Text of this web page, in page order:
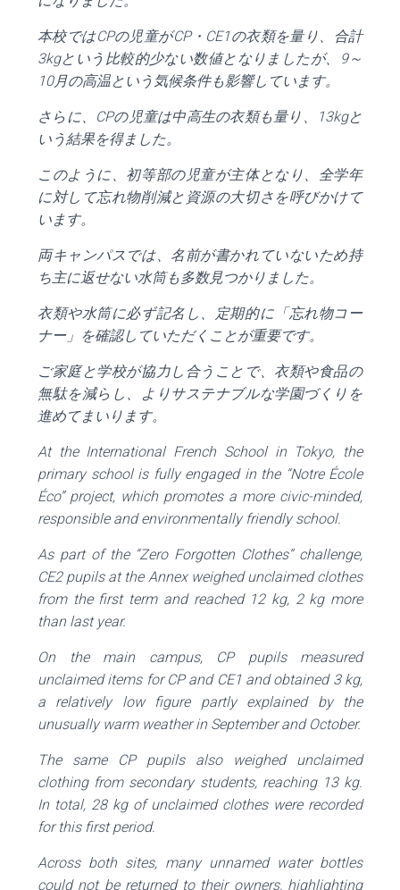
本校ではCPの児童がCP・ CE1の衣類を量り、合計
3kgという比較的少ない数値となりましたが、 9～
10月の高温という気候条件も影響しています。
さらに、 CPの児童は中高生の衣類も量り、 13kgと
いう結果を得ました。
このように、初等部の児童が主体となり、全学年
に対して忘れ物削減と資源の大切さを呼びかけて
います。
両キャンパスでは、名前が書かれていないため持
ち主に返せない水筒も多数見つかりました。
衣類や水筒に必ず記名し、定期的に「忘れ物コー
ナー」を確認していただくことが重要です。
ご家庭と学校が協力し合うことで、衣類や食品の
無駄を減らし、よりサステナブルな学園づくりを
進めてまいります。
At the International French School in Tokyo, the
primary school is fully engaged in the “Notre École
Éco” project, which promotes a more civic-minded,
responsible and environmentally friendly school.
As part of the “Zero Forgotten Clothes” challenge,
CE2 pupils at the Annex weighed unclaimed clothes
from the first term and reached 12 kg, 2 kg more
than last year.
On the main campus, CP pupils measured
unclaimed items for CP and CE1 and obtained 3 kg,
a relatively low figure partly explained by the
unusually warm weather in September and October.
The same CP pupils also weighed unclaimed
clothing from secondary students, reaching 13 kg.
In total, 28 kg of unclaimed clothes were recorded
for this first period.
Across both sites, many unnamed water bottles
could not be returned to their owners, highlighting